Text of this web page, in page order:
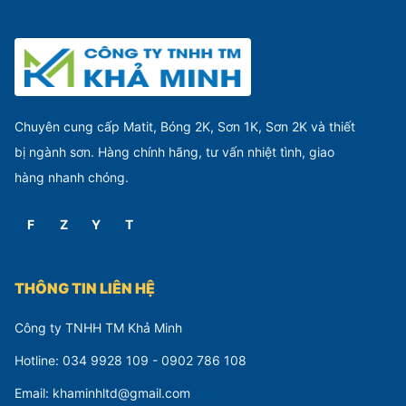
VẬT TƯ SƠN
Inch (125mm), Bền Chắc, Cân Bằng Tốt,
Hỗ Trợ Chà Nhám Hiệu Quả
Đế chà nhám bằng nhôm là phụ kiện chuyên dụng dùng
để gắn giấy nhám hoặc đĩa nhám lên máy chà nhám,
CHI TIẾT
Thước Pha Sơn 2 Mặt KODO 2:1 & 4:1 -
Sơn Chuyên Nghiệp
cực kỳ tiện lợi dành cho thợ sơn ô tô, sơn công nghiệp,